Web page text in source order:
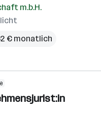
m.b.H.
€ monatlich